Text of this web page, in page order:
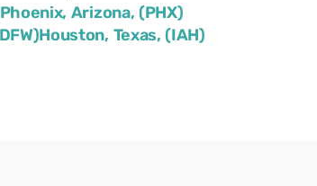
Phoenix, Arizona, (PHX)
Houston, Texas, (IAH)